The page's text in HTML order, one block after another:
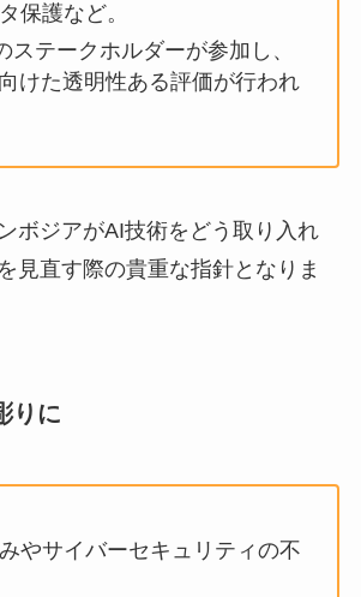
保護など。
ステークホルダーが参加し、
けた透明性ある評価が行われ
ボジアがAI技術をどう取り入れ
見直す際の貴重な指針となりま
りに
やサイバーセキュリティの不